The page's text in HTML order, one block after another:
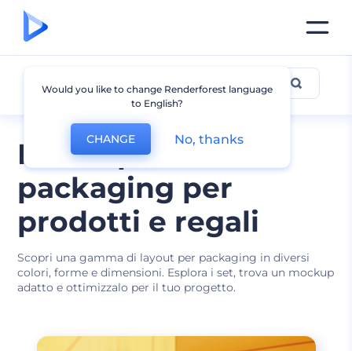
Mockup di
packaging per
prodotti e regali
Scopri una gamma di layout per packaging in diversi
colori, forme e dimensioni. Esplora i set, trova un mockup
adatto e ottimizzalo per il tuo progetto.
Imballaggio
Would you like to change Renderforest language
to English?
CHANGE No, thanks